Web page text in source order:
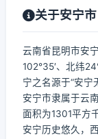
关于安宁市
云南省昆明市安
102°35′、北纬
宁之名源于“安宁
安宁市隶属于云
面积为1301平方
安宁历史悠久，